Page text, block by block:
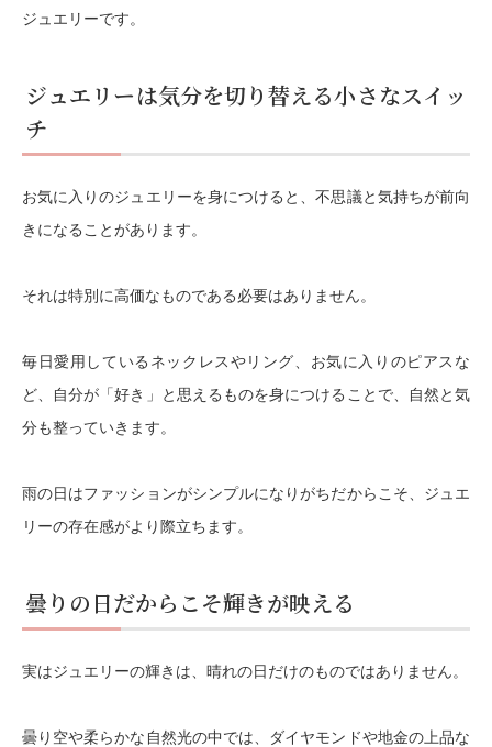
ジュエリーです。
ジュエリーは気分を切り替える小さなスイッ
チ
お気に入りのジュエリーを身につけると、不思議と気持ちが前向
きになることがあります。
それは特別に高価なものである必要はありません。
毎日愛用しているネックレスやリング、お気に入りのピアスな
ど、自分が「好き」と思えるものを身につけることで、自然と気
分も整っていきます。
雨の日はファッションがシンプルになりがちだからこそ、ジュエ
リーの存在感がより際立ちます。
曇りの日だからこそ輝きが映える
実はジュエリーの輝きは、晴れの日だけのものではありません。
曇り空や柔らかな自然光の中では、ダイヤモンドや地金の上品な